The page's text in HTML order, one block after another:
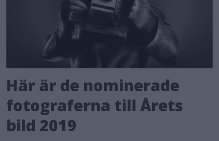
Här är de nominerade
fotograferna till Årets
bild 2019